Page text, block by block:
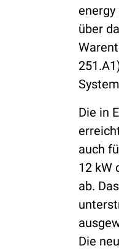
über
Die in
auch
12 kW
ab.
Die